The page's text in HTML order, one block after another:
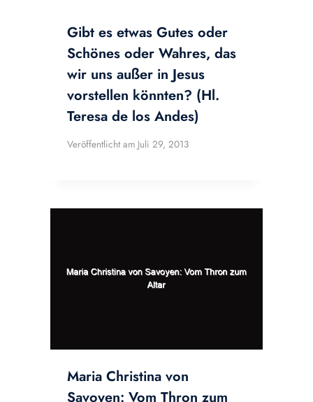
Gibt es etwas Gutes oder
Schönes oder Wahres, das
wir uns außer in Jesus
vorstellen könnten? (Hl.
Teresa de los Andes)
Veröffentlicht am Juli 29, 2013
Maria Christina von
Savoyen: Vom Thron zum